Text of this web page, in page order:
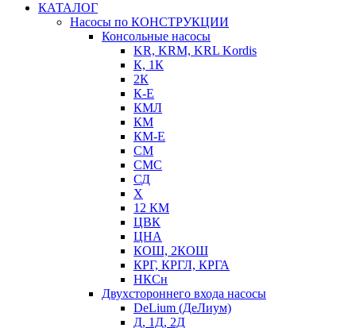
КАТАЛОГ
Насосы по КОНСТРУКЦИИ
Консольные насосы
KR, KRM, KRL Kordis
К, 1К
2К
К-Е
КМЛ
КМ
КМ-Е
СМ
СМС
СД
Х
12 КМ
ЦВК
ЦНА
КОШ, 2КОШ
КРГ, КРГЛ, КРГА
НКСн
Двухстороннего входа насосы
DeLium (ДеЛиум)
Д, 1Д, 2Д